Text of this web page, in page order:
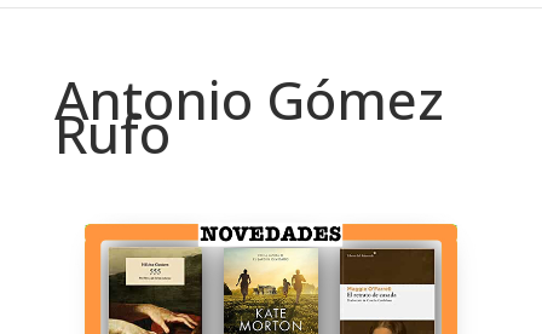
Antonio Gómez
Rufo